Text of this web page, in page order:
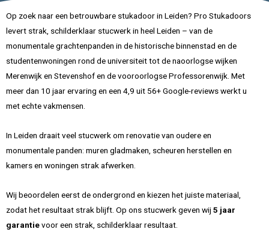
Op zoek naar een betrouwbare stukadoor in Leiden? Pro Stukadoors
levert strak, schilderklaar stucwerk in heel Leiden – van de
monumentale grachtenpanden in de historische binnenstad en de
studentenwoningen rond de universiteit tot de naoorlogse wijken
Merenwijk en Stevenshof en de vooroorlogse Professorenwijk. Met
meer dan 10 jaar ervaring en een 4,9 uit 56+ Google-reviews werkt u
met echte vakmensen.
In Leiden draait veel stucwerk om renovatie van oudere en
monumentale panden: muren gladmaken, scheuren herstellen en
kamers en woningen strak afwerken.
Wij beoordelen eerst de ondergrond en kiezen het juiste materiaal,
zodat het resultaat strak blijft. Op ons stucwerk geven wij5 jaar
garantievoor een strak, schilderklaar resultaat.